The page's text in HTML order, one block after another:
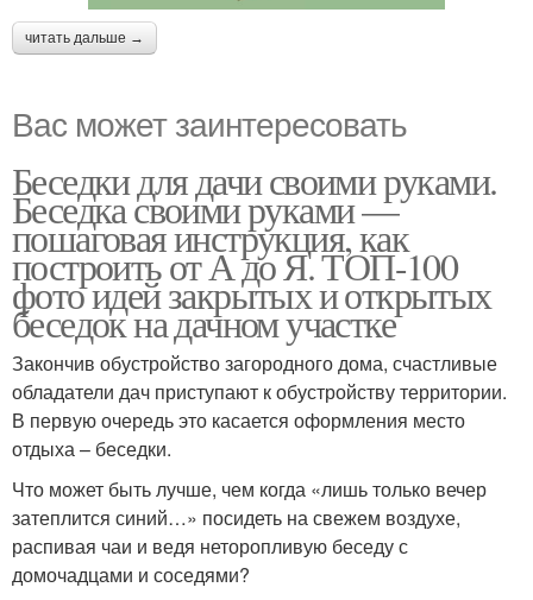
читать дальше →
Вас может заинтересовать
Беседки для дачи своими руками.
Беседка своими руками —
пошаговая инструкция, как
построить от А до Я. ТОП-100
фото идей закрытых и открытых
беседок на дачном участке
Закончив обустройство загородного дома, счастливые
обладатели дач приступают к обустройству территории.
В первую очередь это касается оформления место
отдыха – беседки.
Что может быть лучше, чем когда «лишь только вечер
затеплится синий…» посидеть на свежем воздухе,
распивая чаи и ведя неторопливую беседу с
домочадцами и соседями?